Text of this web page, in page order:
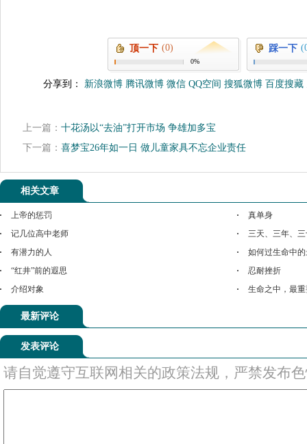
顶一下 (0)
0%
踩一下
分享到： 新浪微博 腾讯微博 微信 QQ空间 搜狐微博 百度搜藏
上一篇： 十花汤以“去油”打开市场 争雄加多宝
下一篇： 喜梦宝26年如一日 做儿童家具不忘企业责任
相关文章
上帝的惩罚
真单身
记几位高中老师
三天、三年、
有潜力的人
如何过生命中
“红井”前的遐思
忍耐挫折
介绍对象
生命之中，最
最新评论
发表评论
请自觉遵守互联网相关的政策法规，严禁发布